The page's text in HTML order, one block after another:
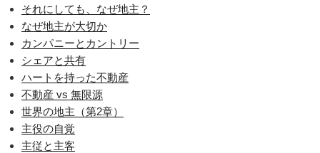
それにしても、なぜ地主？
なぜ地主が大切か
カンパニーとカントリー
シェアと共有
ハートを持った不動産
不動産 vs 無限源
世界の地主（第2章）
主役の自覚
主従と主客